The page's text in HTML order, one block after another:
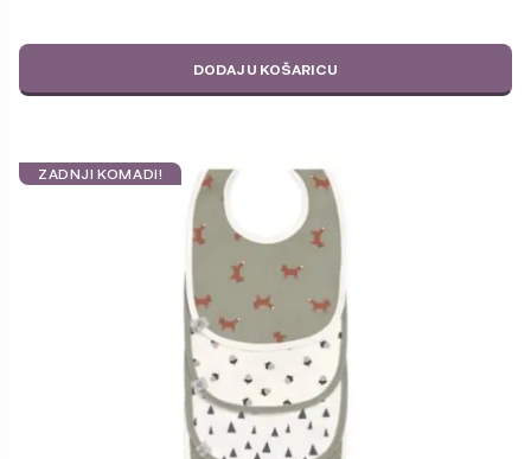
DODAJ U KOŠARICU
ZADNJI KOMADI!